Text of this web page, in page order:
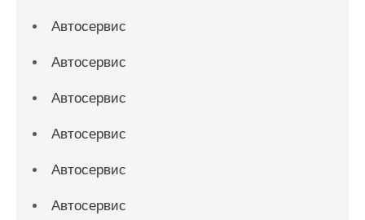
Автосервис
Автосервис
Автосервис
Автосервис
Автосервис
Автосервис